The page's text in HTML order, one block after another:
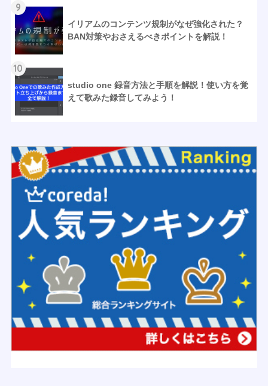
9
イリアムのコンテンツ規制がなぜ強化された？
BAN対策やおさえるべきポイントを解説！
10
studio one 録音方法と手順を解説！使い方を覚
えて歌みた録音してみよう！